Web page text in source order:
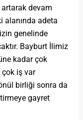
devam
alanında adeta
genelinde
Bayburt İlimiz
kadar çok
çok iş var
birliği sonra da
gayret